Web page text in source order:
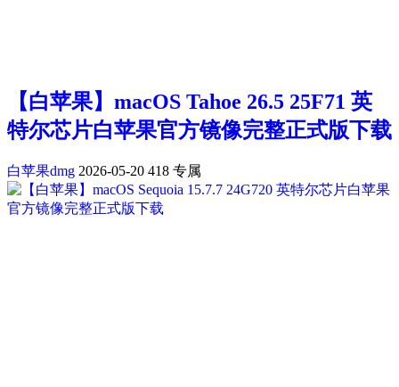
【白苹果】macOS Tahoe 26.5 25F71 英
特尔芯片白苹果官方镜像完整正式版下载
白苹果dmg 2026-05-20 418 专属